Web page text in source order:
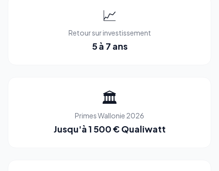
📈
Retour sur investissement
5 à 7 ans
🏛️
Primes Wallonie 2026
Jusqu'à 1 500 € Qualiwatt